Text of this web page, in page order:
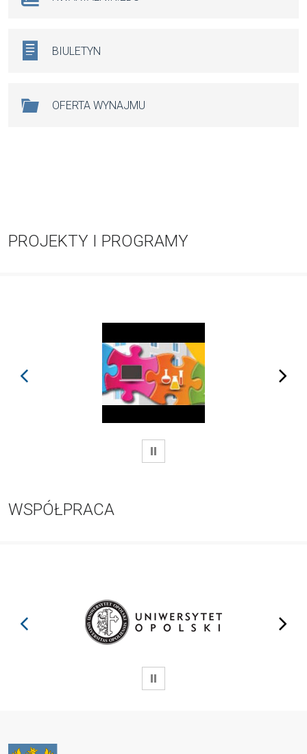
BIULETYN
OFERTA WYNAJMU
PROJEKTY I PROGRAMY
prev next
WSTRZYMAJ
WSPÓŁPRACA
prev next
WSTRZYMAJ